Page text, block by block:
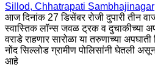
Sillod, Chhatrapati Sambhajinagar
आज दिनांक 27 डिसेंबर रोजी दुपारी तीन
स्वास्तिक लॉन्स जवळ ट्रक व दुचाकीच्या
वराडे राहणार सारोळा या तरुणाच्या
नोंद सिल्लोड ग्रामीण पोलिसांनी घेतली
आहे